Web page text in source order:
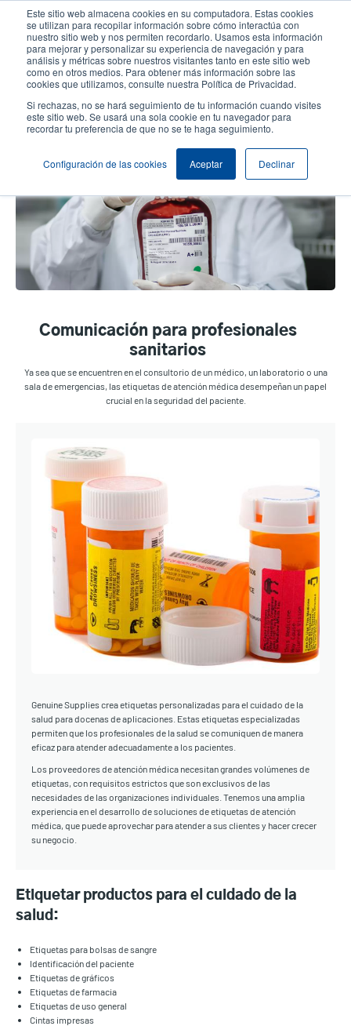
Este sitio web almacena cookies en su computadora. Estas cookies
se utilizan para recopilar información sobre cómo interactúa con
nuestro sitio web y nos permiten recordarlo. Usamos esta información
para mejorar y personalizar su experiencia de navegación y para
análisis y métricas sobre nuestros visitantes tanto en este sitio web
como en otros medios. Para obtener más información sobre las
cookies que utilizamos, consulte nuestra Política de Privacidad.
Si rechazas, no se hará seguimiento de tu información cuando visites
este sitio web. Se usará una sola cookie en tu navegador para
recordar tu preferencia de que no se te haga seguimiento.
Configuración de las cookies Aceptar Declinar
contenido
principal
User
account
menu
User
Header
Selector de productos
Cuidado de la salud
Comunicación para profesionales
sanitarios
Ya sea que se encuentren en el consultorio de un médico, un laboratorio o una
sala de emergencias, las etiquetas de atención médica desempeñan un papel
crucial en la seguridad del paciente.
Genuine Supplies crea etiquetas personalizadas para el cuidado de la
salud para docenas de aplicaciones. Estas etiquetas especializadas
permiten que los profesionales de la salud se comuniquen de manera
eficaz para atender adecuadamente a los pacientes.
Los proveedores de atención médica necesitan grandes volúmenes de
etiquetas, con requisitos estrictos que son exclusivos de las
necesidades de las organizaciones individuales. Tenemos una amplia
experiencia en el desarrollo de soluciones de etiquetas de atención
médica, que puede aprovechar para atender a sus clientes y hacer crecer
su negocio.
Etiquetar productos para el cuidado de la
salud:
Etiquetas para bolsas de sangre
Identificación del paciente
Etiquetas de gráficos
Etiquetas de farmacia
Etiquetas de uso general
Cintas impresas